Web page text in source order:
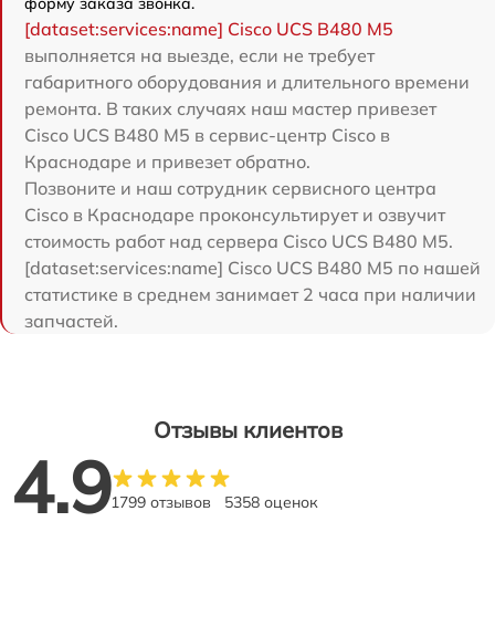
[dataset:services:name] Cisco UCS B480 M5
выполняется на выезде, если не требует
габаритного оборудования и длительного времени
ремонта. В таких случаях наш мастер привезет
Cisco UCS B480 M5 в сервис-центр Cisco в
Краснодаре и привезет обратно.
Позвоните и наш сотрудник сервисного центра
Cisco в Краснодаре проконсультирует и озвучит
стоимость работ над сервера Cisco UCS B480 M5.
[dataset:services:name] Cisco UCS B480 M5 по нашей
статистике в среднем занимает 2 часа при наличии
запчастей.
Отзывы клиентов
4.91799 отзывов 5358 оценок